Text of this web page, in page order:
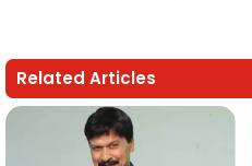
Related Articles